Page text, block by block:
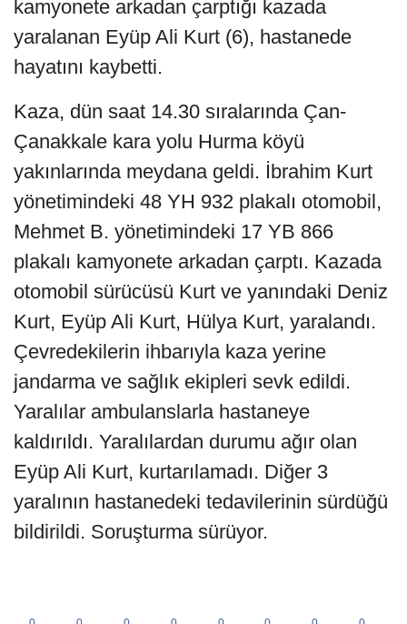
kamyonete arkadan çarptığı kazada
yaralanan Eyüp Ali Kurt (6), hastanede
hayatını kaybetti.
Kaza, dün saat 14.30 sıralarında Çan-
Çanakkale kara yolu Hurma köyü
yakınlarında meydana geldi. İbrahim Kurt
yönetimindeki 48 YH 932 plakalı otomobil,
Mehmet B. yönetimindeki 17 YB 866
plakalı kamyonete arkadan çarptı. Kazada
otomobil sürücüsü Kurt ve yanındaki Deniz
Kurt, Eyüp Ali Kurt, Hülya Kurt, yaralandı.
Çevredekilerin ihbarıyla kaza yerine
jandarma ve sağlık ekipleri sevk edildi.
Yaralılar ambulanslarla hastaneye
kaldırıldı. Yaralılardan durumu ağır olan
Eyüp Ali Kurt, kurtarılamadı. Diğer 3
yaralının hastanedeki tedavilerinin sürdüğü
bildirildi. Soruşturma sürüyor.